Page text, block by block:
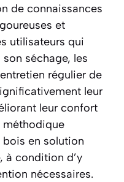
de connaissances
et
utilisateurs qui
séchage, les
régulier de
leur
leur confort
méthodique
en solution
à condition d’y
nécessaires.